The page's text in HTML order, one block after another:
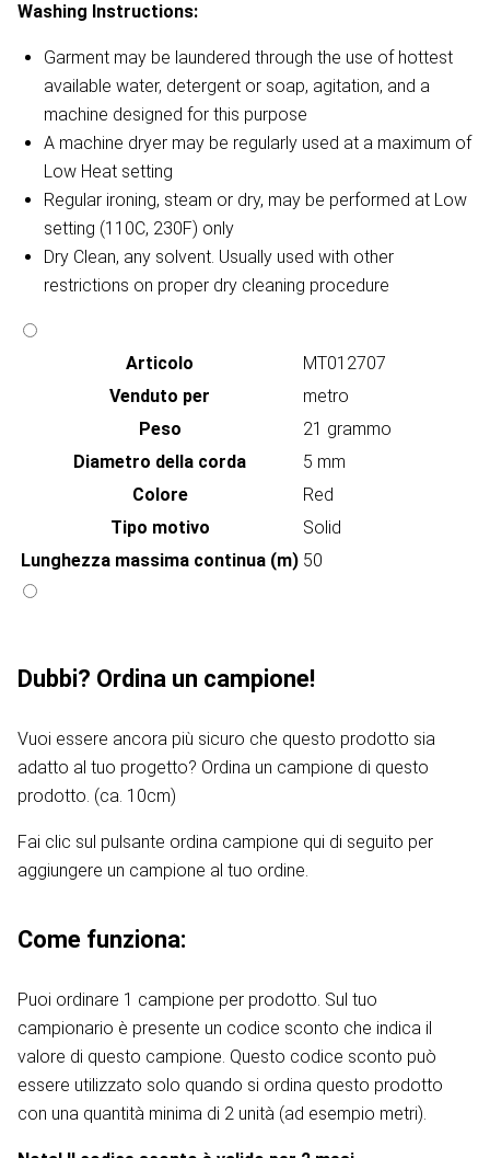
Washing Instructions:
Garment may be laundered through the use of hottest
available water, detergent or soap, agitation, and a
machine designed for this purpose
A machine dryer may be regularly used at a maximum of
Low Heat setting
Regular ironing, steam or dry, may be performed at Low
setting (110C, 230F) only
Dry Clean, any solvent. Usually used with other
restrictions on proper dry cleaning procedure
Articolo
MT012707
Venduto per
metro
Peso
21 grammo
Diametro della corda
5 mm
Colore
Red
Tipo motivo
Solid
Lunghezza massima continua (m) 50
Dubbi? Ordina un campione!
Vuoi essere ancora più sicuro che questo prodotto sia
adatto al tuo progetto? Ordina un campione di questo
prodotto. (ca. 10cm)
Fai clic sul pulsante ordina campione qui di seguito per
aggiungere un campione al tuo ordine.
Come funziona:
Puoi ordinare 1 campione per prodotto. Sul tuo
campionario è presente un codice sconto che indica il
valore di questo campione. Questo codice sconto può
essere utilizzato solo quando si ordina questo prodotto
con una quantità minima di 2 unità (ad esempio metri).